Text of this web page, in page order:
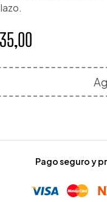
Pago seguro y